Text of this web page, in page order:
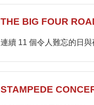
THE BIG FOUR
連續 11 個令人難忘的日
STAMPEDE